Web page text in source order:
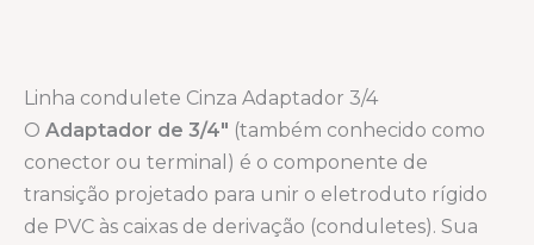
Linha condulete Cinza Adaptador 3/4
O Adaptador de 3/4″ (também conhecido como
conector ou terminal) é o componente de
transição projetado para unir o eletroduto rígido
de PVC às caixas de derivação (conduletes). Sua